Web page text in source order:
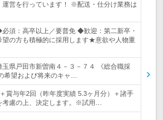
運営を行っています！ ※配送・仕分け業務は
必須：高卒以上／要普免 ◆歓迎：第二新卒・
望の方も積極的に採用します★意欲や人物重
県戸田市新曽南４－３－７４ 《総合職採
希望および将来のキャ…
賞与年2回（昨年度実績 5.3ヶ月分）＋諸手
慮の上、決定します。※試用…